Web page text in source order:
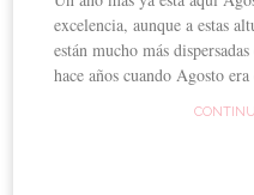
excelencia, aunque a estas
están mucho más
hace años cuando Agosto